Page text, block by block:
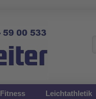
Fitness Leichtathletik